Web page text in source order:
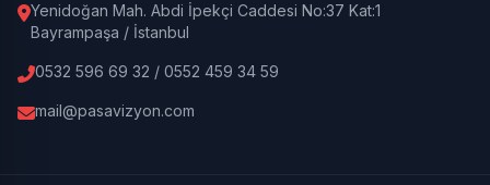
Yenidoğan Mah. Abdi İpekçi Caddesi No:37 Kat:1
Bayrampaşa / İstanbul
0532 596 69 32 / 0552 459 34 59
mail@pasavizyon.com